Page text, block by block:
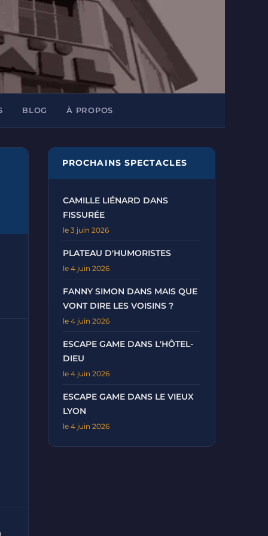
BLOG À PROPOS
PROCHAINS SPECTACLES
CAMILLE LIÉNARD DANS
FISSURÉE
le 3 juin 2026
PLATEAU D'HUMORISTES
le 4 juin 2026
FANNY SIMON DANS MAIS QUE
VONT DIRE LES VOISINS ?
le 4 juin 2026
ESCAPE GAME DANS L'HÔTEL-
DIEU
le 4 juin 2026
ESCAPE GAME DANS LE VIEUX
LYON
le 4 juin 2026